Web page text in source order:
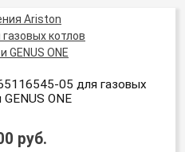
для газовых
ONE
руб.